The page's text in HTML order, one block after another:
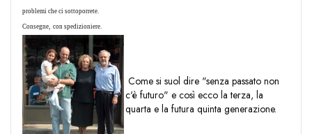
problemi che ci sottoporrete.
Consegne, con spedizioniere.
Come si suol dire "senza passato non
c'è futuro" e così ecco la terza, la
quarta e la futura quinta generazione.